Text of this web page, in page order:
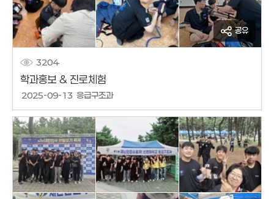
공유
3204
학과홍보 & 진로체험
작성날짜
2025-09-13
작성자
응급구조과